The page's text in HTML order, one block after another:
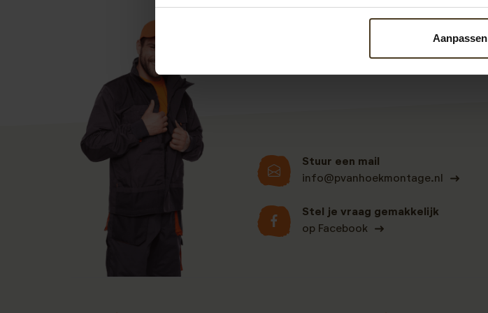
Aanpassen
Stuur een mail
info@pvanhoekmontage.nl
Stel je vraag gemakkelijk
op Facebook